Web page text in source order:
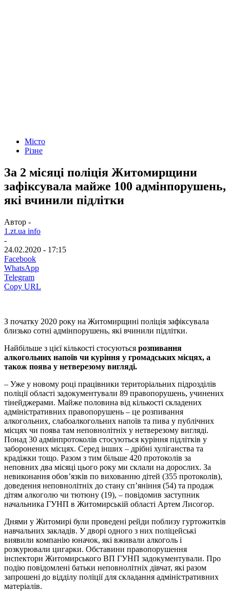
Місто
Різне
За 2 місяці поліція Житомирщини
зафіксувала майже 100 адмінпорушень,
які вчинили підлітки
Автор -
1.zt.ua info
-
24.02.2020 - 17:15
Facebook
WhatsApp
Telegram
Copy URL
З початку 2020 року на Житомирщині поліція зафіксувала
близько сотні адмінпорушень, які вчинили підлітки.
Найбільше з цієї кількості стосуються розпивання
алкогольних напоїв чи куріння у громадських місцях, а
також поява у нетверезому вигляді.
– Уже у новому році працівники територіальних підрозділів
поліції області задокументували 89 правопорушень, учинених
тінейджерами. Майже половина від кількості складених
адміністративних правопорушень – це розпивання
алкогольних, слабоалкогольних напоїв та пива у публічних
місцях чи поява там неповнолітніх у нетверезому вигляді.
Понад 30 адмінпротоколів стосуються куріння підлітків у
заборонених місцях. Серед інших – дрібні хуліганства та
крадіжки тощо. Разом з тим більше 420 протоколів за
неповних два місяці цього року ми склали на дорослих. За
невиконання обов’язків по вихованню дітей (355 протоколів),
доведення неповнолітніх до стану сп’яніння (54) та продаж
дітям алкоголю чи тютюну (19), – повідомив заступник
начальника ГУНП в Житомирській області Артем Лисогор.
Днями у Житомирі були проведені рейди поблизу гуртожитків
навчальних закладів. У дворі одного з них поліцейські
виявили компанію юначок, які вживали алкоголь і
розкурювали цигарки. Обставини правопорушення
інспектори Житомирського ВП ГУНП задокументували. Про
подію повідомлені батьки неповнолітніх дівчат, які разом
запрошені до відділу поліції для складання адміністративних
матеріалів.